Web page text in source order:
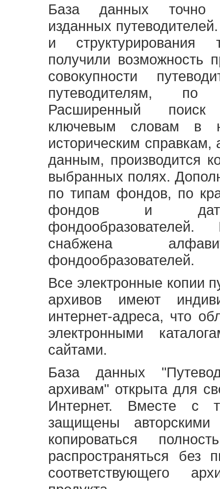
База данных точно
изданных
и структурирования
получили возможность
совокупности
путеводителям,
Расширенный
ключевым словам в
историческим
данным, производится
выбранных полях.
по типам фондов, по
фондов и
снабжена
фондообразователей.
Все электронные копии
архивов имеют
интернет-адреса, что
электронными
сайтами.
База данных
архивам" открыта для
Интернет. Вместе с
защищены
копироваться
распространяться без
соответствующего